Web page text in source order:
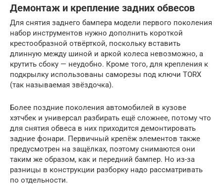
Демонтаж и крепление задних обвесов
Для снятия заднего бампера модели первого поколения
набор инструментов нужно дополнить короткой
крестообразной отвёрткой, поскольку вставить
длинную между шиной и аркой колеса невозможно, а
крутить сбоку — неудобно. Кроме того, для крепления к
подкрылку использованы саморезы под ключи TORX
(так называемая звёздочка).
Более поздние поколения автомобилей в кузове
хэтчбек и универсал разбирать ещё сложнее, потому что
для снятия обвеса в них приходится демонтировать
задние фонари. Первичный крепёж элементов также
предусмотрен на защёлках, поэтому снимаются они
таким же образом, как и передний бампер. Но из-за
разницы в конструкции разборку надо рассматривать
по отдельности.